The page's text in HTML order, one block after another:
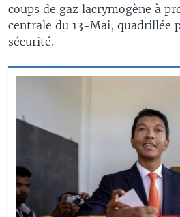
coups de gaz lacrymogène à
centrale du 13-Mai, quadrillée
sécurité.